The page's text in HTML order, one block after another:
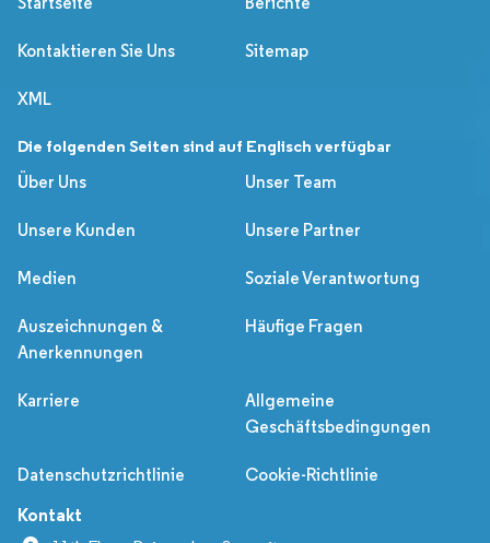
Kontaktieren Sie Uns Sitemap
XML
Die folgenden Seiten sind auf Englisch verfügbar
Über Uns
Unser Team
Unsere Kunden Unsere Partner
Medien Soziale Verantwortung
Auszeichnungen &
Anerkennungen
Häufige Fragen
Karriere
Allgemeine
Geschäftsbedingungen
Datenschutzrichtlinie Cookie-Richtlinie
Kontakt